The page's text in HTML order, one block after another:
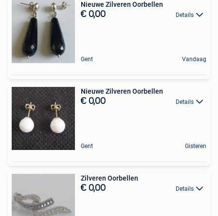
Nieuwe Zilveren Oorbellen
€ 0,00 Details
Gent Vandaag
Nieuwe Zilveren Oorbellen
€ 0,00 Details
Gent Gisteren
Zilveren Oorbellen
€ 0,00 Details